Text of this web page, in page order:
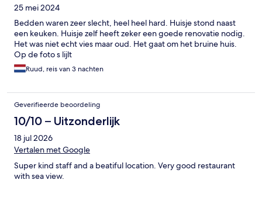
25 mei 2024
Bedden waren zeer slecht, heel heel hard. Huisje stond naast
een keuken. Huisje zelf heeft zeker een goede renovatie nodig.
Het was niet echt vies maar oud. Het gaat om het bruine huis.
Op de foto s lijlt
Ruud, reis van 3 nachten
Geverifieerde beoordeling
10/10 – Uitzonderlijk
18 jul 2026
Vertalen met Google
Super kind staff and a beatiful location. Very good restaurant
with sea view.